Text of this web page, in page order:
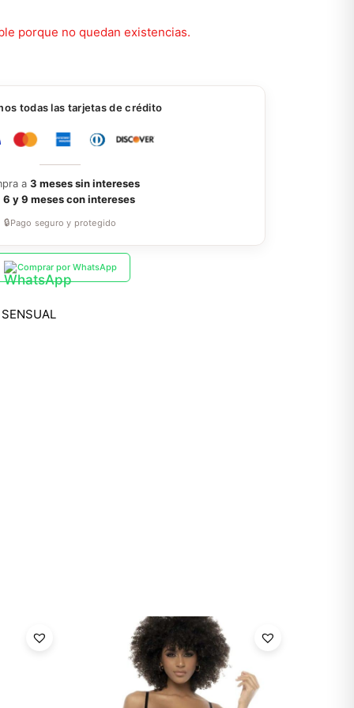
porque no quedan existencias.
todas las tarjetas de crédito
a 3 meses sin intereses
6 y 9 meses con intereses
🔒Pago seguro y protegido
Comprar por WhatsApp
SENSUAL